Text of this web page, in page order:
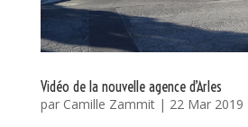
Vidéo de la nouvelle agence d’Arles
par Camille Zammit| 22 Mar 2019